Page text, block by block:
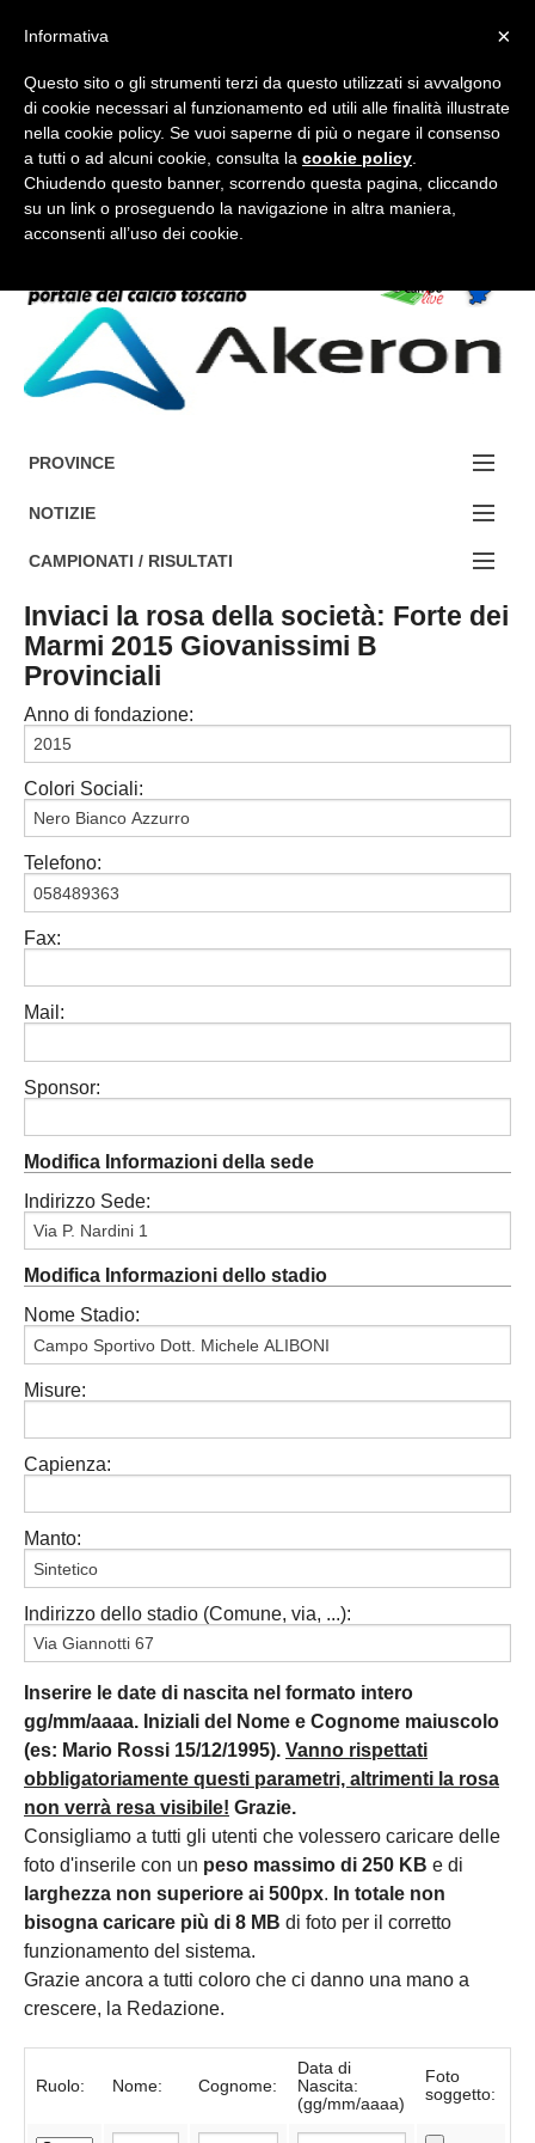
FORUM-ACCEDI
Accedi / Registrati
PROVINCE
EDIZIONE:
AREZZO
FIRENZE
GROSSETO
LUCCA
MASSA CARRARA
PISTOIA
PRATO
NOTIZIE
NOTIZIE:
Societa' professionistiche
Le iniziative di TOSCANA GOL
Rappresentative regionali e provinciali
FIGC Toscana
Calcio a 5
Societa' piu'
CAMPIONATI / RISULTATI
Campionati :
NAZIONALI
REGIONALI
Inviaci la rosa della società: Forte dei
Marmi 2015 Giovanissimi B
Provinciali
Anno di fondazione:
Colori Sociali:
Telefono:
Fax:
Mail:
Sponsor:
Modifica Informazioni della sede
Indirizzo Sede:
Modifica Informazioni dello stadio
Nome Stadio:
Misure:
Capienza:
Manto:
Indirizzo dello stadio (Comune, via, ...):
Inserire le date di nascita nel formato intero
gg/mm/aaaa. Iniziali del Nome e Cognome maiuscolo
(es: Mario Rossi 15/12/1995). Vanno rispettati
obbligatoriamente questi parametri, altrimenti la rosa
non verrà resa visibile! Grazie.
Consigliamo a tutti gli utenti che volessero caricare delle
foto d'inserile con un peso massimo di 250 KB e di
larghezza non superiore ai 500px. In totale non
bisogna caricare più di 8 MB di foto per il corretto
funzionamento del sistema.
Grazie ancora a tutti coloro che ci danno una mano a
crescere, la Redazione.
Ruolo: Nome: Cognome:
Data di
Nascita:
(gg/mm/aaaa)
Foto
soggetto:
×
Informativa
Questo sito o gli strumenti terzi da questo utilizzati si avvalgono
di cookie necessari al funzionamento ed utili alle finalità illustrate
nella cookie policy. Se vuoi saperne di più o negare il consenso
a tutti o ad alcuni cookie, consulta la cookie policy
Chiudendo questo banner, scorrendo questa pagina, cliccando
su un link o proseguendo la navigazione in altra maniera,
acconsenti all’uso dei cookie.